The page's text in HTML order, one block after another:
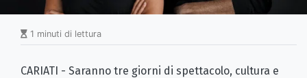
1 minuti di lettura
CARIATI - Saranno tre giorni di spettacolo, cultura e